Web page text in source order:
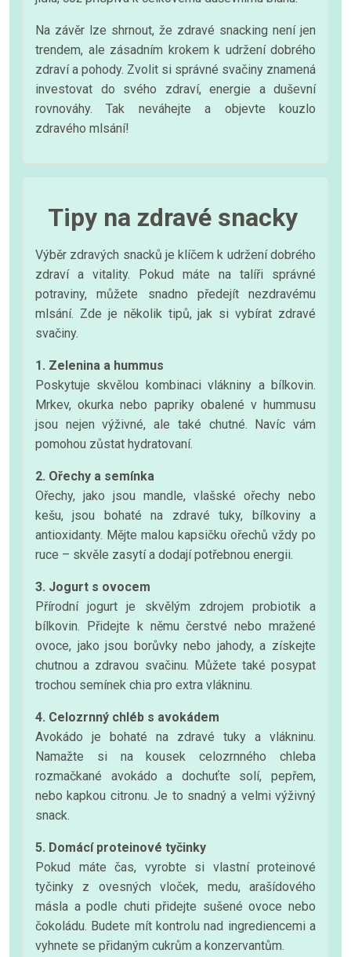
Na závěr lze shrnout, že zdravé snacking není jen
trendem, ale zásadním krokem k udržení dobrého
zdraví a pohody. Zvolit si správné svačiny znamená
investovat do svého zdraví, energie a duševní
rovnováhy. Tak neváhejte a objevte kouzlo
zdravého mlsání!
Tipy na zdravé snacky
Výběr zdravých snacků je klíčem k udržení dobrého
zdraví a vitality. Pokud máte na talíři správné
potraviny, můžete snadno předejít nezdravému
mlsání. Zde je několik tipů, jak si vybírat zdravé
svačiny.
1. Zelenina a hummus
Poskytuje skvělou kombinaci vlákniny a bílkovin.
Mrkev, okurka nebo papriky obalené v hummusu
jsou nejen výživné, ale také chutné. Navíc vám
pomohou zůstat hydratovaní.
2. Ořechy a semínka
Ořechy, jako jsou mandle, vlašské ořechy nebo
kešu, jsou bohaté na zdravé tuky, bílkoviny a
antioxidanty. Mějte malou kapsičku ořechů vždy po
ruce – skvěle zasytí a dodají potřebnou energii.
3. Jogurt s ovocem
Přírodní jogurt je skvělým zdrojem probiotik a
bílkovin. Přidejte k němu čerstvé nebo mražené
ovoce, jako jsou borůvky nebo jahody, a získejte
chutnou a zdravou svačinu. Můžete také posypat
trochou semínek chia pro extra vlákninu.
4. Celozrnný chléb s avokádem
Avokádo je bohaté na zdravé tuky a vlákninu.
Namažte si na kousek celozrnného chleba
rozmačkané avokádo a dochuťte solí, pepřem,
nebo kapkou citronu. Je to snadný a velmi výživný
snack.
5. Domácí proteinové tyčinky
Pokud máte čas, vyrobte si vlastní proteinové
tyčinky z ovesných vloček, medu, arašídového
másla a podle chuti přidejte sušené ovoce nebo
čokoládu. Budete mít kontrolu nad ingrediencemi a
vyhnete se přidaným cukrům a konzervantům.